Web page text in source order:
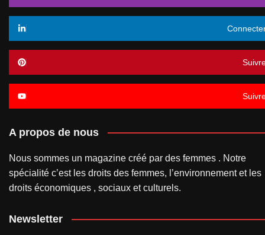
A propos de nous
Nous sommes un magazine créé par des femmes . Notre
spécialité c’est les droits des femmes, l’environnement et les
droits économiques , sociaux et culturels.
Newsletter